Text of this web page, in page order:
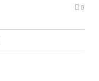
0